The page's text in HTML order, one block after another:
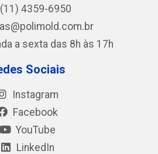
(11) 4359-6950
a sexta das 8h às 17h
Sociais
Instagram
Facebook
YouTube
LinkedIn